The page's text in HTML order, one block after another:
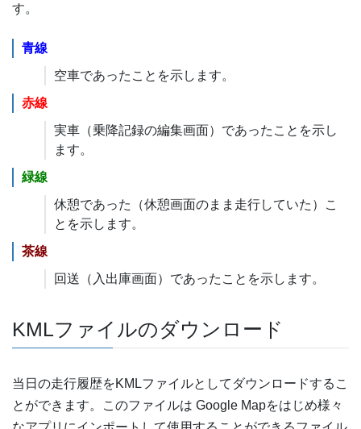
す。
青線
空車であったことを示します。
赤線
実車（乗降記録の編集画面）であったことを示し
ます。
緑線
休憩であった（休憩画面のまま走行していた）こ
とを示します。
茶線
回送（入出庫画面）であったことを示します。
KMLファイルのダウンロード
当日の走行履歴をKMLファイルとしてダウンロードするこ
とができます。このファイルは Google Mapをはじめ様々